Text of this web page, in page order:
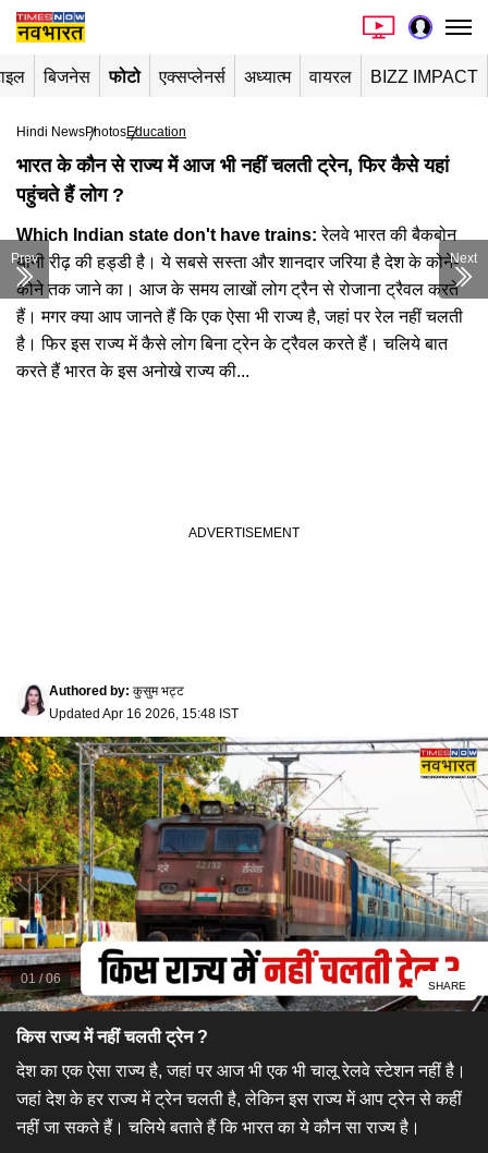
बिजनेस फोटो एक्सप्लेनर्स अध्यात्म वायरल BIZZ IMPACT
Hindi NewsPhotosEducation
भारत के कौन से राज्य में आज भी नहीं चलती ट्रेन, फिर कैसे यहां
पहुंचते हैं लोग ?
Which Indian state don't have trains: रेलवे भारत की बैकबोन
यानी रीढ़ की हड्डी है। ये सबसे सस्ता और शानदार जरिया है देश के कोने-
कोने तक जाने का। आज के समय लाखों लोग ट्रैन से रोजाना ट्रैवल करते
हैं। मगर क्या आप जानते हैं कि एक ऐसा भी राज्य है, जहां पर रेल नहीं चलती
है। फिर इस राज्य में कैसे लोग बिना ट्रेन के ट्रैवल करते हैं। चलिये बात
करते हैं भारत के इस अनोखे राज्य की...
Authored by: कुसुम भट्ट
Updated Apr 16 2026, 15:48 IST
01/06 SHARE
किस राज्य में नहीं चलती ट्रेन ?
देश का एक ऐसा राज्य है, जहां पर आज भी एक भी चालू रेलवे स्टेशन नहीं है।
जहां देश के हर राज्य में ट्रेन चलती है, लेकिन इस राज्य में आप ट्रेन से कहीं
नहीं जा सकते हैं। चलिये बताते हैं कि भारत का ये कौन सा राज्य है।
Prev Next